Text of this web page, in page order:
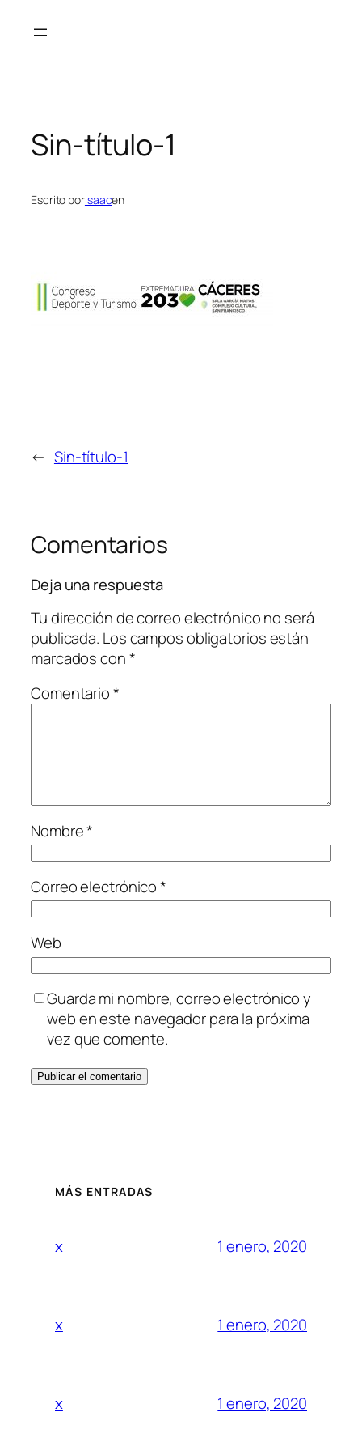
Sin-título-1
Escrito porIsaacen
← Sin-título-1
Comentarios
Deja una respuesta
Tu dirección de correo electrónico no será
publicada. Los campos obligatorios están
marcados con*
Comentario*
Nombre*
Correo electrónico*
Web
Guarda mi nombre, correo electrónico y
web en este navegador para la próxima
vez que comente.
MÁS ENTRADAS
x 1 enero, 2020
x 1 enero, 2020
x 1 enero, 2020